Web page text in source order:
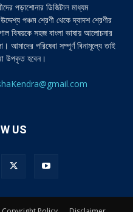
পড়াশোনার ডিজিটাল মাধ্যম
পঞ্চম শ্রেণী থেকে দ্বাদশ শ্রেণীর
বিষয়কে সহজ বাংলা ভাষায় আলোচনার
আমাদের পরিষেবা সম্পূর্ণ বিনামূল্যে তাই
উপকৃত হবেন।
US